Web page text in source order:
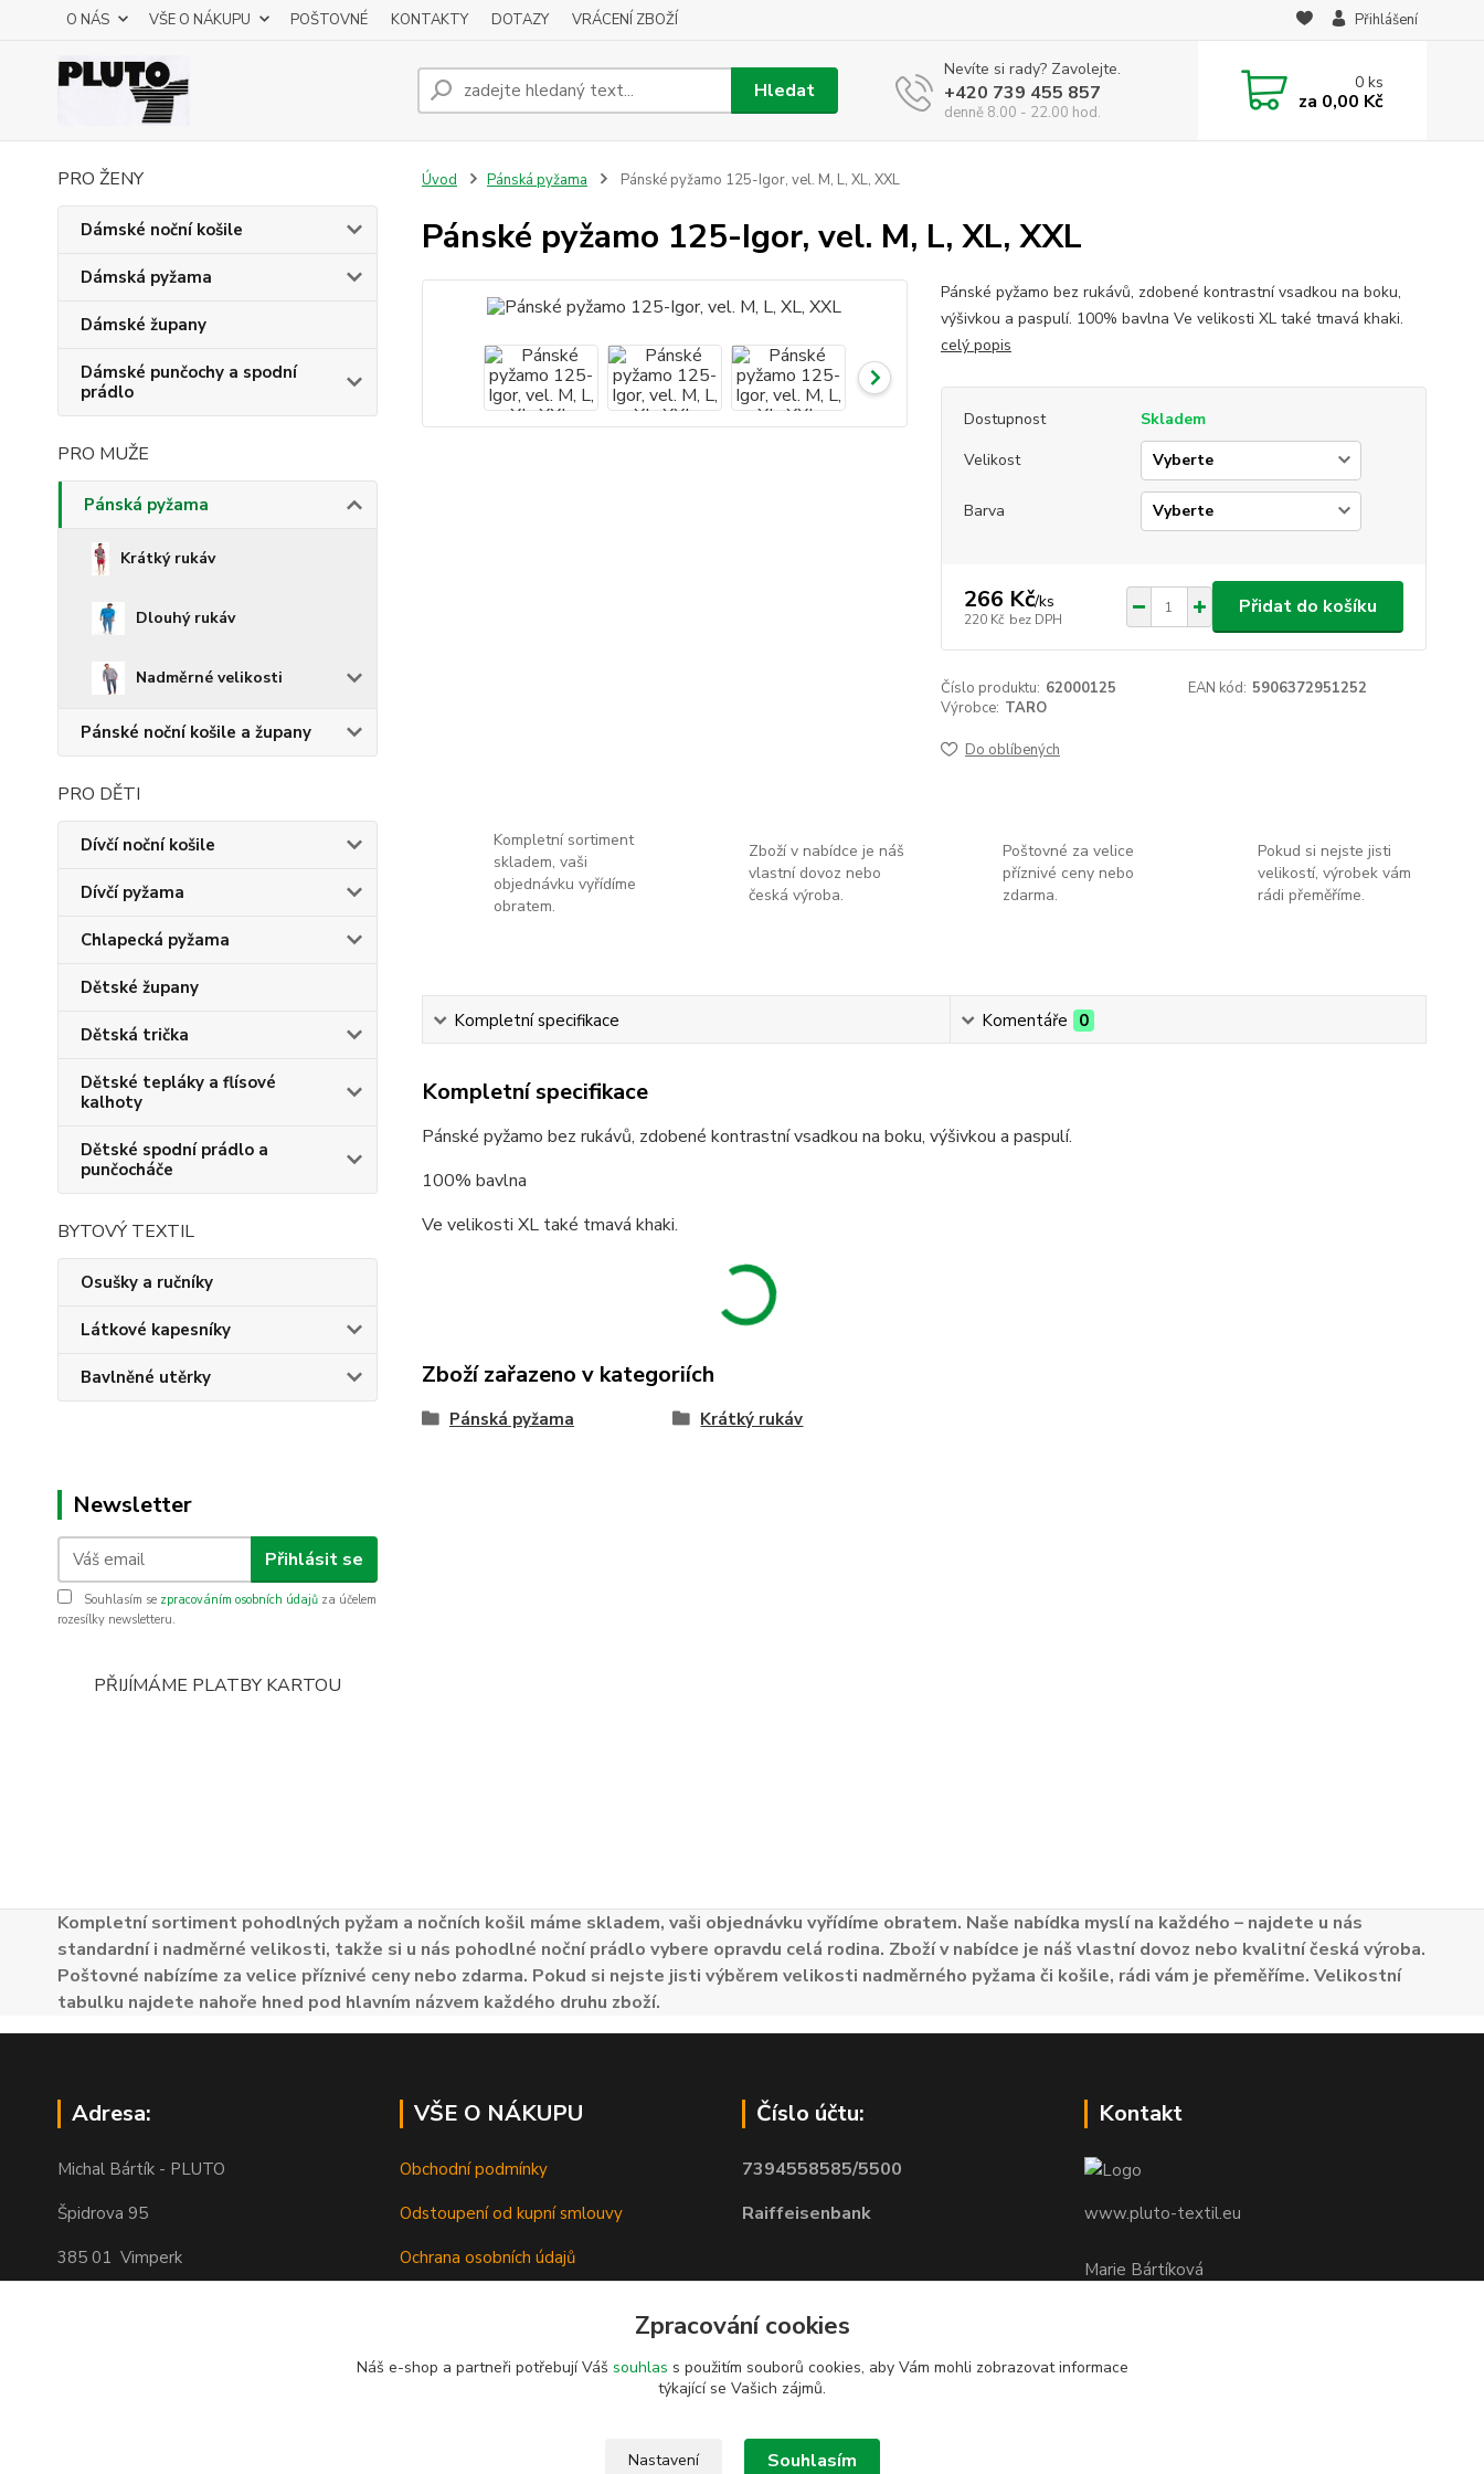
O NÁS VŠE O NÁKUPU POŠTOVNÉ KONTAKTY DOTAZY VRÁCENÍ ZBOŽÍ Přihlášení
Hledat
Nevíte si rady? Zavolejte.
+420 739 455 857
denně 8.00 - 22.00 hod.
0ks
za 0,00 Kč
PRO ŽENY
Dámské noční košile
Dámská pyžama
Dámské župany
Dámské punčochy a spodní
prádlo
PRO MUŽE
Pánská pyžama
Krátký rukáv
Dlouhý rukáv
Nadměrné velikosti
Pánské noční košile a župany
PRO DĚTI
Dívčí noční košile
Dívčí pyžama
Chlapecká pyžama
Dětské župany
Dětská trička
Dětské tepláky a flísové
kalhoty
Dětské spodní prádlo a
punčocháče
BYTOVÝ TEXTIL
Osušky a ručníky
Látkové kapesníky
Bavlněné utěrky
Newsletter
Přihlásit se
Souhlasím se zpracováním osobních údajů za účelem
rozesílky newsletteru.
PŘIJÍMÁME PLATBY KARTOU
Úvod Pánská pyžama Pánské pyžamo 125-Igor, vel. M, L, XL, XXL
Pánské pyžamo 125-Igor, vel. M, L, XL, XXL
Pánské pyžamo bez rukávů, zdobené kontrastní vsadkou na boku,
výšivkou a paspulí. 100% bavlna Ve velikosti XL také tmavá khaki.
celý popis
Dostupnost
Skladem
Velikost
Barva
266 Kč/ks
220 Kč bez DPH
Přidat do košíku
Číslo produktu: 62000125 EAN kód: 5906372951252
Výrobce: TARO
Do oblíbených
Kompletní sortiment
skladem, vaši
objednávku vyřídíme
obratem.
Zboží v nabídce je náš
vlastní dovoz nebo
česká výroba.
Poštovné za velice
příznivé ceny nebo
zdarma.
Pokud si nejste jisti
velikostí, výrobek vám
rádi přeměříme.
Kompletní specifikace Komentáře 0
Kompletní specifikace
Pánské pyžamo bez rukávů, zdobené kontrastní vsadkou na boku, výšivkou a paspulí.
100% bavlna
Ve velikosti XL také tmavá khaki.
Zboží zařazeno v kategoriích
Pánská pyžama Krátký rukáv
Kompletní sortiment pohodlných pyžam a nočních košil máme skladem, vaši objednávku vyřídíme obratem. Naše nabídka myslí na každého – najdete u nás
standardní i nadměrné velikosti, takže si u nás pohodlné noční prádlo vybere opravdu celá rodina. Zboží v nabídce je náš vlastní dovoz nebo kvalitní česká výroba.
Poštovné nabízíme za velice příznivé ceny nebo zdarma. Pokud si nejste jisti výběrem velikosti nadměrného pyžama či košile, rádi vám je přeměříme. Velikostní
tabulku najdete nahoře hned pod hlavním názvem každého druhu zboží.
Adresa:
Michal Bártík - PLUTO
Špidrova 95
385 01 Vimperk
VŠE O NÁKUPU
Obchodní podmínky
Odstoupení od kupní smlouvy
Ochrana osobních údajů
Číslo účtu:
7394558585/5500
Raiffeisenbank
Kontakt
www.pluto-textil.eu
Marie Bártíková
pluto@pluto.eu
Zpracování cookies
Náš e-shop a partneři potřebují Váš souhlas s použitím souborů cookies, aby Vám mohli zobrazovat informace
týkající se Vašich zájmů.
Nastavení Souhlasím